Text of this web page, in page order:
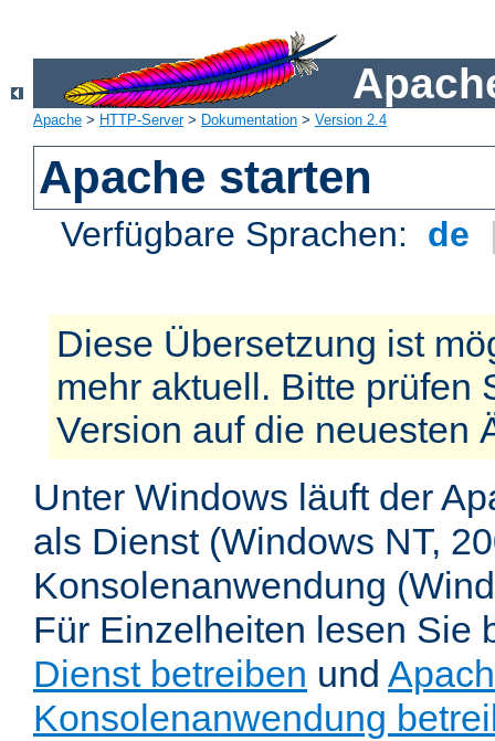
Apache > HTTP-Server> Dokumentation > Version 2.4
Apache starten
Verfügbare Sprachen: de
Diese Übersetzung ist
mehr aktuell. Bitte prüfen
Version auf die neuesten
Unter Windows läuft der
als Dienst (Windows NT,
Konsolenanwendung
Für Einzelheiten lesen Sie
Dienst betreiben und
Konsolenanwendung